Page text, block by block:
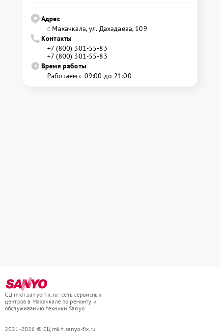
Адрес
г. Махачкала, ул. Дахадаева, 109
Контакты
+7 (800) 301-55-83
+7 (800) 301-55-83
Время работы
Работаем с 09:00 до 21:00
СЦ mkh.sanyo-fix.ru - сеть сервисных
центров в Махачкале по ремонту и
обслуживанию техники Sanyo
2021-2026 © СЦ mkh.sanyo-fix.ru